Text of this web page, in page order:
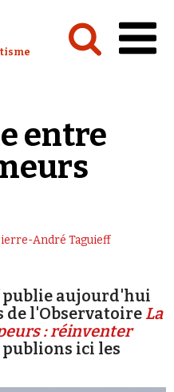
Watch :
à Vera
entre
André Taguieff
aujourd'hui
de l'Observatoire La
: réinventer
ici les